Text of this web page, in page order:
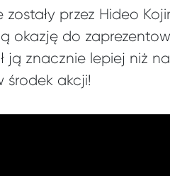
przez Hideo
okazję do
ją znacznie lepiej niż
środek akcji!